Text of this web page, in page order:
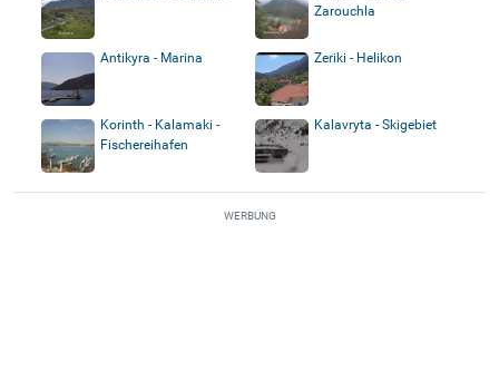
Zarouchla
Antikyra - Marina Zeriki - Helikon
Korinth - Kalamaki -
Fischereihafen
Kalavryta - Skigebiet
WERBUNG